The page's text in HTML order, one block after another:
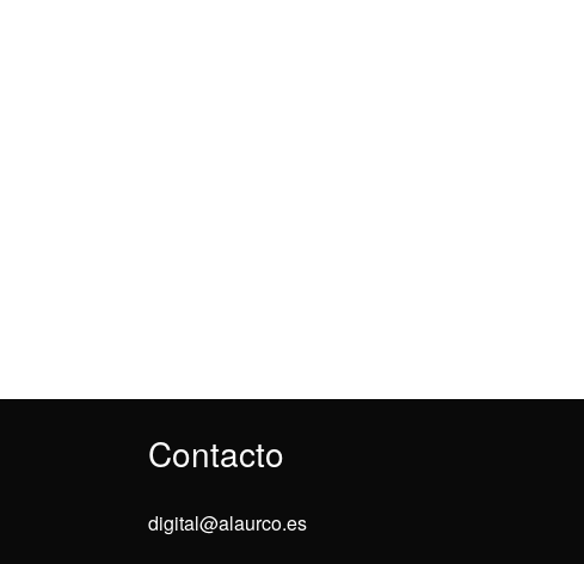
Contacto
digital@alaurco.es